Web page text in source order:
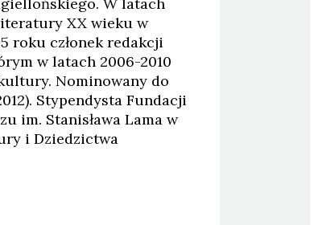
W latach
XX wieku w
roku członek redakcji
w latach 2006-2010
Nominowany do
Stypendysta Fundacji
im. Stanisława Lama w
i Dziedzictwa